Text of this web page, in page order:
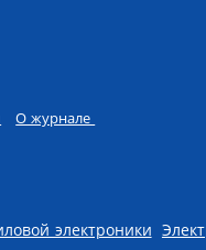
О журнале
электроники